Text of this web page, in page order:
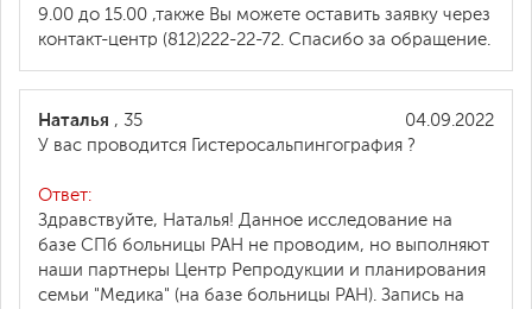
9.00 до 15.00 ,также Вы можете оставить заявку через
контакт-центр (812)222-22-72. Спасибо за обращение.
04.09.2022
Наталья , 35
У вас проводится Гистеросальпингография ?
Ответ:
Здравствуйте, Наталья! Данное исследование на
базе СПб больницы РАН не проводим, но выполняют
наши партнеры Центр Репродукции и планирования
семьи "Медика" (на базе больницы РАН). Запись на